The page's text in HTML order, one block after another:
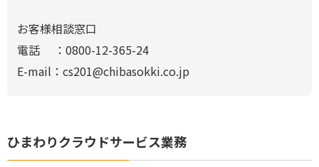
お客様相談窓口
電話 ：0800-12-365-24
E-mail：cs201@chibasokki.co.jp
ひまわりクラウドサービス業務